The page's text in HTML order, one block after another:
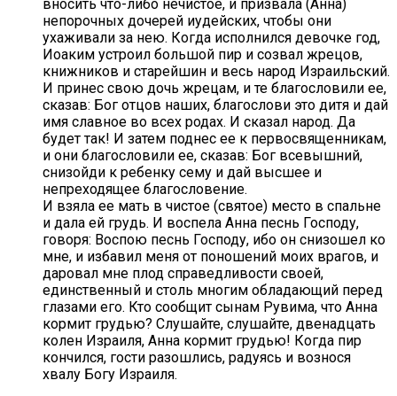
вносить что-либо нечистое, и призвала (Анна)
непорочных дочерей иудейских, чтобы они
ухаживали за нею. Когда исполнился девочке год,
Иоаким устроил большой пир и созвал жрецов,
книжников и старейшин и весь народ Израильский.
И принес свою дочь жрецам, и те благословили ее,
сказав: Бог отцов наших, благослови это дитя и дай
имя славное во всех родах. И сказал народ. Да
будет так! И затем поднес ее к первосвященникам,
и они благословили ее, сказав: Бог всевышний,
снизойди к ребенку сему и дай высшее и
непреходящее благословение.
И взяла ее мать в чистое (святое) место в спальне
и дала ей грудь. И воспела Анна песнь Господу,
говоря: Воспою песнь Господу, ибо он снизошел ко
мне, и избавил меня от поношений моих врагов, и
даровал мне плод справедливости своей,
единственный и столь многим обладающий перед
глазами его. Кто сообщит сынам Рувима, что Анна
кормит грудью? Слушайте, слушайте, двенадцать
колен Израиля, Анна кормит грудью! Когда пир
кончился, гости разошлись, радуясь и вознося
хвалу Богу Израиля.